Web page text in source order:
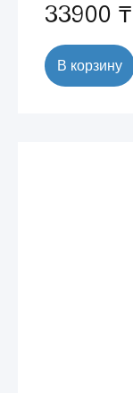
33900 ₸
В корзину